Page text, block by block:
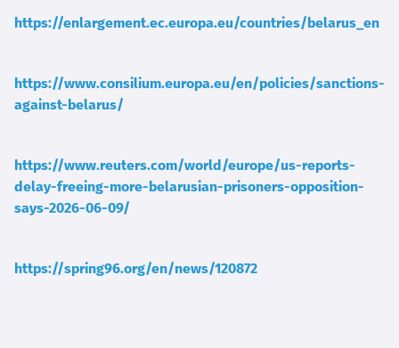
https://enlargement.ec.europa.eu/countries/belarus_en
https://www.consilium.europa.eu/en/policies/sanctions-
against-belarus/
https://www.reuters.com/world/europe/us-reports-
delay-freeing-more-belarusian-prisoners-opposition-
says-2026-06-09/
https://spring96.org/en/news/120872